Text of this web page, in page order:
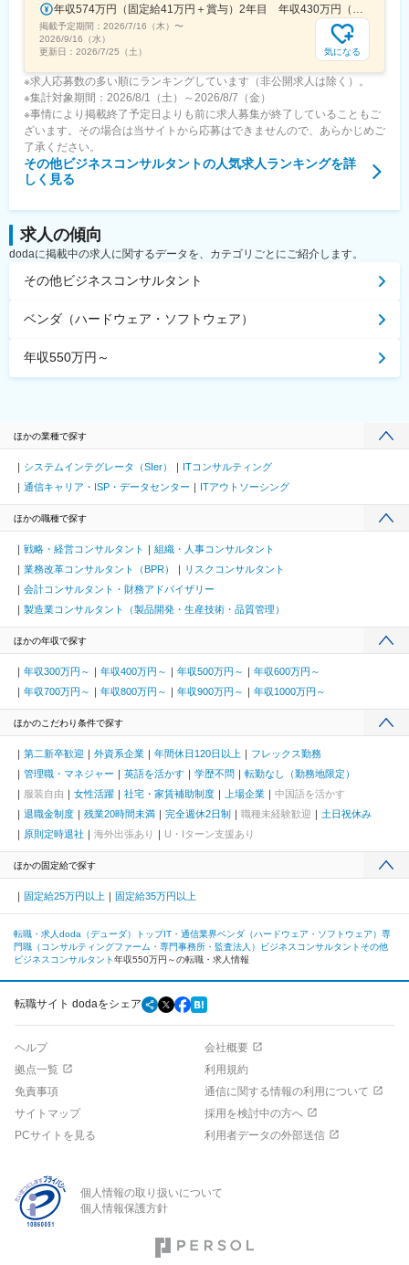
年収574万円（固定給41万円＋賞与）2年目 年収430万円（固定給29万円＋賞与＋住宅手当）1年目
掲載予定期間： 2026/7/16（木） 〜
2026/9/16（水）
更新日： 2026/7/25（土） 気になる
※求人応募数の多い順にランキングしています（非公開求人は除く）。
※集計対象期間：2026/8/1（土）～2026/8/7（金）
※事情により掲載終了予定日よりも前に求人募集が終了していることもご
ざいます。その場合は当サイトから応募はできませんので、あらかじめご
了承ください。
その他ビジネスコンサルタントの人気求人ランキングを詳
しく見る
求人の傾向
dodaに掲載中の求人に関するデータを、カテゴリごとにご紹介します。
その他ビジネスコンサルタント
ベンダ（ハードウェア・ソフトウェア）
年収550万円～
ほかの業種で探す
システムインテグレータ（SIer）
ITコンサルティング
通信キャリア・ISP・データセンター
ITアウトソーシング
ほかの職種で探す
戦略・経営コンサルタント
組織・人事コンサルタント
業務改革コンサルタント（BPR）
リスクコンサルタント
会計コンサルタント・財務アドバイザリー
製造業コンサルタント（製品開発・生産技術・品質管理）
ほかの年収で探す
年収300万円～ 年収400万円～ 年収500万円～
年収600万円～
年収700万円～
年収800万円～ 年収900万円～ 年収1000万円～
ほかのこだわり条件で探す
第二新卒歓迎 外資系企業 年間休日120日以上
フレックス勤務
管理職・マネジャー
英語を活かす 学歴不問
転勤なし（勤務地限定）
服装自由
女性活躍 社宅・家賃補助制度 上場企業
中国語を活かす
退職金制度
残業20時間未満 完全週休2日制 職種未経験歓迎
土日祝休み
原則定時退社
海外出張あり U・Iターン支援あり
ほかの固定給で探す
固定給25万円以上 固定給35万円以上
転職・求人doda（デューダ）トップIT・通信業界ベンダ（ハードウェア・ソフトウェア） 専
門職（コンサルティングファーム・専門事務所・監査法人）
ビジネスコンサルタント その他
ビジネスコンサルタント年収550万円～の転職・求人情報
転職サイト dodaをシェア
ヘルプ
会社概要
拠点一覧
利用規約
免責事項
通信に関する情報の利用について
サイトマップ
採用を検討中の方へ
PCサイトを見る
利用者データの外部送信
個人情報の取り扱いについて
個人情報保護方針